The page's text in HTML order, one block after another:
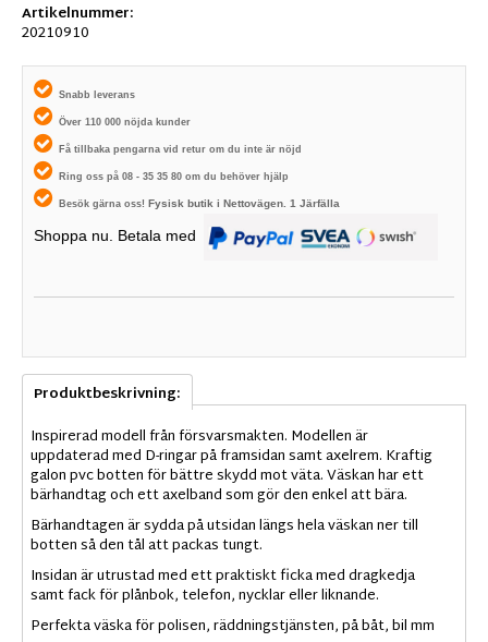
Artikelnummer:
20210910
Snabb leverans
Över 110 000 nöjda kunder
Få tillbaka pengarna vid retur om du inte är nöjd
Ring oss på 08 - 35 35 80 om du behöver hjälp
Besök gärna oss! Fysisk butik i Nettovägen. 1 Järfälla
Shoppa nu. Betala med
Produktbeskrivning:
Inspirerad modell från försvarsmakten. Modellen är
uppdaterad med D-ringar på framsidan samt axelrem. Kraftig
galon pvc botten för bättre skydd mot väta. Väskan har ett
bärhandtag och ett axelband som gör den enkel att bära.
Bärhandtagen är sydda på utsidan längs hela väskan ner till
botten så den tål att packas tungt.
Insidan är utrustad med ett praktiskt ficka med dragkedja
samt fack för plånbok, telefon, nycklar eller liknande.
Perfekta väska för polisen, räddningstjänsten, på båt, bil mm